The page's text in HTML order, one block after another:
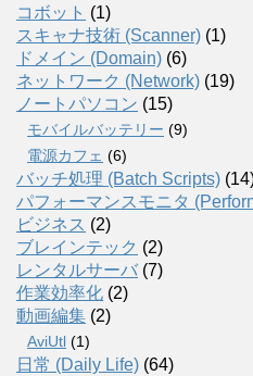
コボット (1)
スキャナ技術 (Scanner) (1)
ドメイン (Domain) (6)
ネットワーク (Network) (19)
ノートパソコン (15)
モバイルバッテリー (9)
電源カフェ (6)
バッチ処理 (Batch Scripts)
パフォーマンスモニタ
ビジネス (2)
ブレインテック (2)
レンタルサーバ (7)
作業効率化 (2)
動画編集 (2)
AviUtl (1)
日常 (Daily Life) (64)